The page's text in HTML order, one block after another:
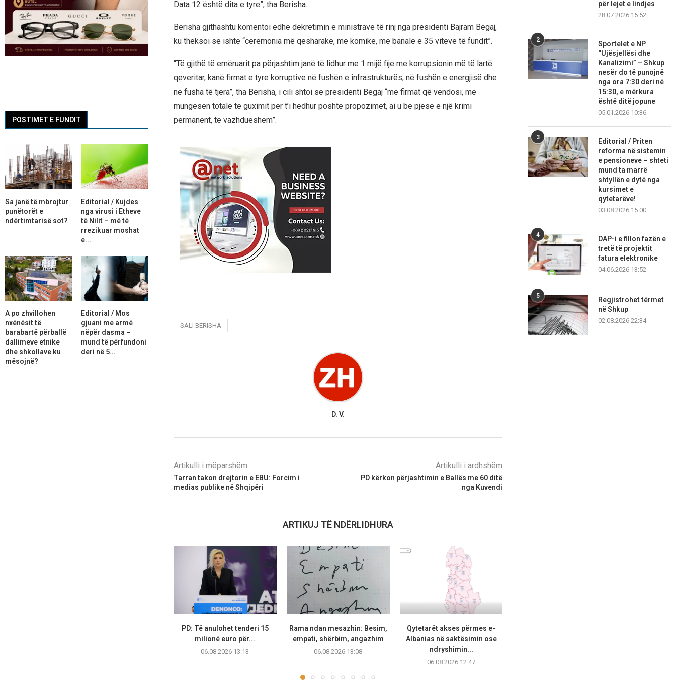
Data 12 është dita e tyre”, tha Berisha.
Berisha gjithashtu komentoi edhe dekretimin e ministrave të rinj nga presidenti Bajram Begaj,
ku theksoi se ishte “ceremonia më qesharake, më komike, më banale e 35 viteve të fundit”.
“Të gjithë të emëruarit pa përjashtim janë të lidhur me 1 mijë fije me korrupsionin më të lartë
qeveritar, kanë firmat e tyre korruptive në fushën e infrastrukturës, në fushën e energjisë dhe
në fusha të tjera”, tha Berisha, i cili shtoi se presidenti Begaj “me firmat që vendosi, me
mungesën totale të guximit për t’i hedhur poshtë propozimet, ai u bë pjesë e një krimi
permanent, të vazhdueshëm”.
SALI BERISHA
D. V.
Artikulli i mëparshëm
Tarran takon drejtorin e EBU: Forcim i
medias publike në Shqipëri
Artikulli i ardhshëm
PD kërkon përjashtimin e Ballës me 60 ditë
nga Kuvendi
ARTIKUJ TË NDËRLIDHURA
PD: Të anulohet tenderi 15
milionë euro për...
06.08.2026 13:13
Rama ndan mesazhin: Besim,
empati, shërbim, angazhim
06.08.2026 13:08
Qytetarët akses përmes e-
Albanias në saktësimin ose
ndryshimin...
06.08.2026 12:47
për lejet e lindjes
28.07.2026 15:52
2
Sportelet e NP
“Ujësjellësi dhe
Kanalizimi” – Shkup
nesër do të punojnë
nga ora 7:30 deri në
15:30, e mërkura
është ditë jopune
05.01.2026 10:36
3
Editorial / Priten
reforma në sistemin
e pensioneve – shteti
mund ta marrë
shtyllën e dytë nga
kursimet e
qytetarëve!
03.08.2026 15:00
4
DAP-i e fillon fazën e
tretë të projektit
fatura elektronike
04.06.2026 13:52
5
Regjistrohet tërmet
në Shkup
02.08.2026 22:34
POSTIMET E FUNDIT
Sa janë të mbrojtur
punëtorët e
ndërtimtarisë sot?
Editorial / Kujdes
nga virusi i Etheve
të Nilit – më të
rrezikuar moshat
e...
A po zhvillohen
nxënësit të
barabartë përballë
dallimeve etnike
dhe shkollave ku
mësojnë?
Editorial / Mos
gjuani me armë
nëpër dasma –
mund të përfundoni
deri në 5...